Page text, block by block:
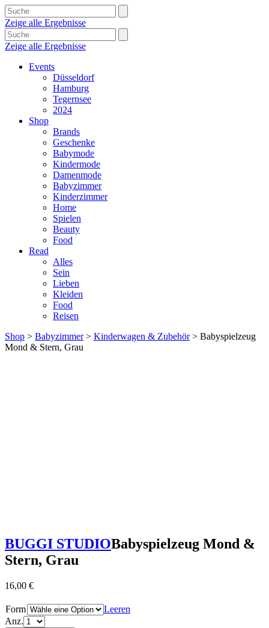
Zeige alle Ergebnisse
Zeige alle Ergebnisse
Events
Düsseldorf
Hamburg
Tegernsee
2024
Shop
Brands
Geschenke
Babymode
Kindermode
Damenmode
Babyzimmer
Kinderzimmer
Home
Spielen
Beauty
Food
Read
Alles
Sein
Lieben
Kleiden
Food
Reisen
Shop > Babyzimmer> Kinderwagen & Zubehör> Babyspielzeug
Mond & Stern, Grau
BUGGI STUDIOBabyspielzeug Mond &
Stern, Grau
16,00 €
Form
Leeren
Anz.